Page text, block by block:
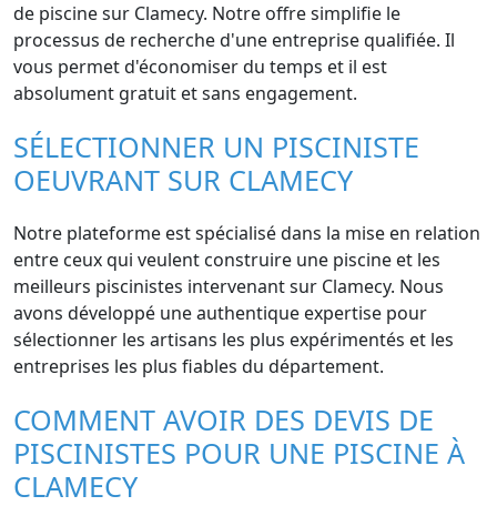
de piscine sur Clamecy. Notre offre simplifie le
processus de recherche d'une entreprise qualifiée. Il
vous permet d'économiser du temps et il est
absolument gratuit et sans engagement.
SÉLECTIONNER UN PISCINISTE
OEUVRANT SUR CLAMECY
Notre plateforme est spécialisé dans la mise en relation
entre ceux qui veulent construire une piscine et les
meilleurs piscinistes intervenant sur Clamecy. Nous
avons développé une authentique expertise pour
sélectionner les artisans les plus expérimentés et les
entreprises les plus fiables du département.
COMMENT AVOIR DES DEVIS DE
PISCINISTES POUR UNE PISCINE À
CLAMECY